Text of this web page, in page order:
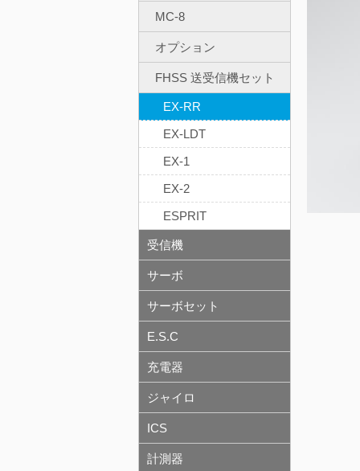
MC-8
オプション
FHSS 送受信機セット
EX-RR
EX-LDT
EX-1
EX-2
ESPRIT
受信機
サーボ
サーボセット
E.S.C
充電器
ジャイロ
ICS
計測器